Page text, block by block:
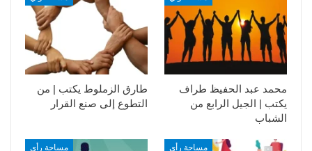
طارق الزملوط يكتب | من
التطوع إلى صنع القرار
محمد عبد الحفيظ طراف
يكتب | الجيل الرابع من
الشباب
مساحة رأي مساحة رأي